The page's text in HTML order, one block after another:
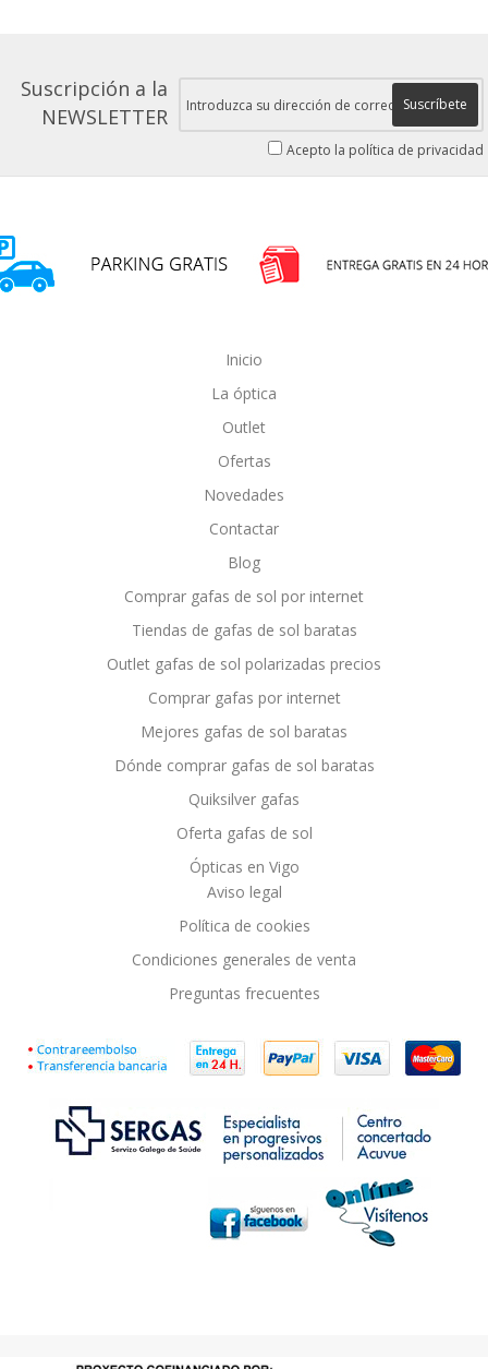
Suscripción a la
NEWSLETTER
Suscríbete
Acepto la política de privacidad
Inicio
La óptica
Outlet
Ofertas
Novedades
Contactar
Blog
Comprar gafas de sol por internet
Tiendas de gafas de sol baratas
Outlet gafas de sol polarizadas precios
Comprar gafas por internet
Mejores gafas de sol baratas
Dónde comprar gafas de sol baratas
Quiksilver gafas
Oferta gafas de sol
Ópticas en Vigo
Aviso legal
Política de cookies
Condiciones generales de venta
Preguntas frecuentes